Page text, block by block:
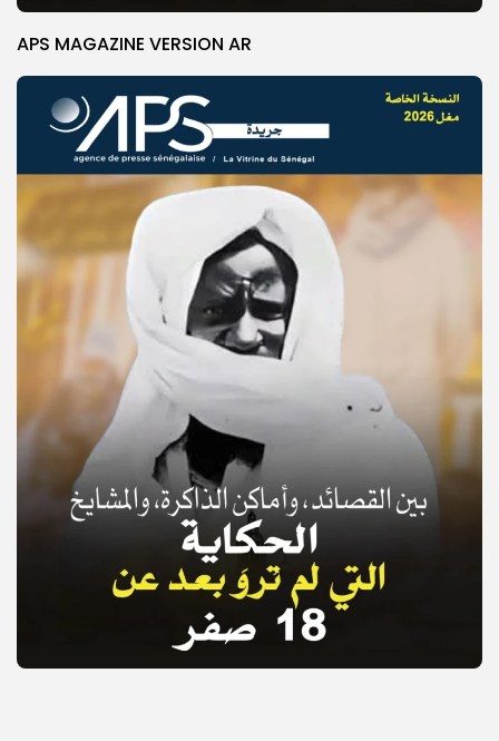
© Copyright 2025, APS
APS MAGAZINE VERSION AR